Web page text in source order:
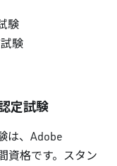
験
験
定試験
は、Adobe
資格です。スタン